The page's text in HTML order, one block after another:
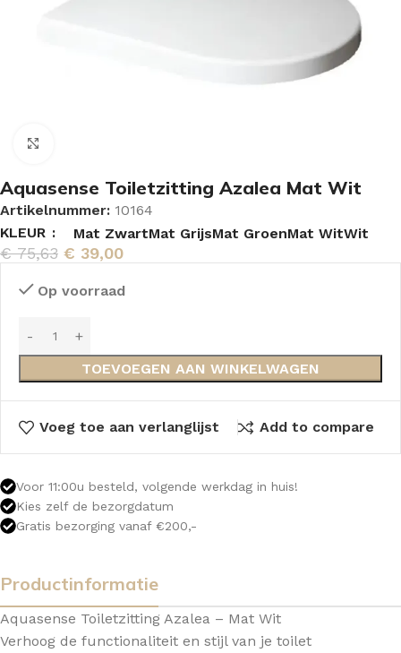
Aquasense Toiletzitting Azalea Mat Wit
Artikelnummer: 10164
KLEUR
Mat ZwartMat GrijsMat GroenMat WitWit
€75,63 € 39,00
Op voorraad
TOEVOEGEN AAN WINKELWAGEN
Voeg toe aan verlanglijst Add to compare
Voor 11:00u besteld, volgende werkdag in huis!
Kies zelf de bezorgdatum
Gratis bezorging vanaf €200,-
Productinformatie
Aquasense Toiletzitting Azalea – Mat Wit
Verhoog de functionaliteit en stijl van je toilet